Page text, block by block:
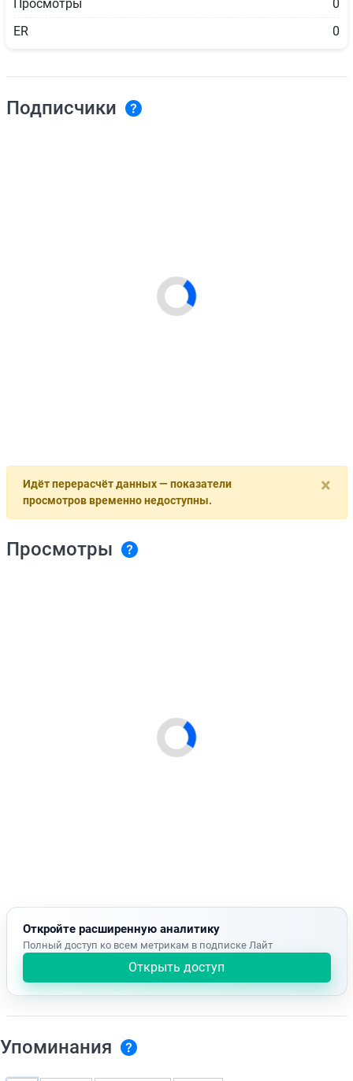
Просмотры
0
ER
0
Подписчики
×
Идёт перерасчёт данных — показатели
просмотров временно недоступны.
Просмотры
Откройте расширенную аналитику
Полный доступ ко всем метрикам в подписке Лайт
Открыть доступ
Упоминания